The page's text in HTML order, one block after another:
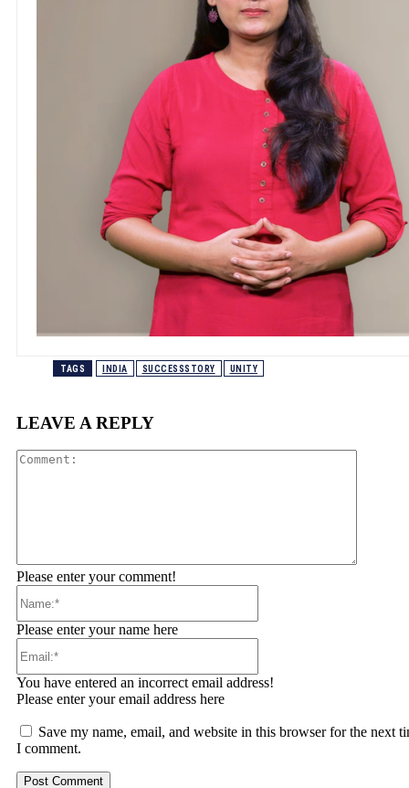
TAGS INDIA SUCCESSSTORY UNITY
LEAVE A REPLY
Please enter your comment!
Please enter your name here
You have entered an incorrect email address!
Please enter your email address here
Save my name, email, and website in this browser for the next
I comment.